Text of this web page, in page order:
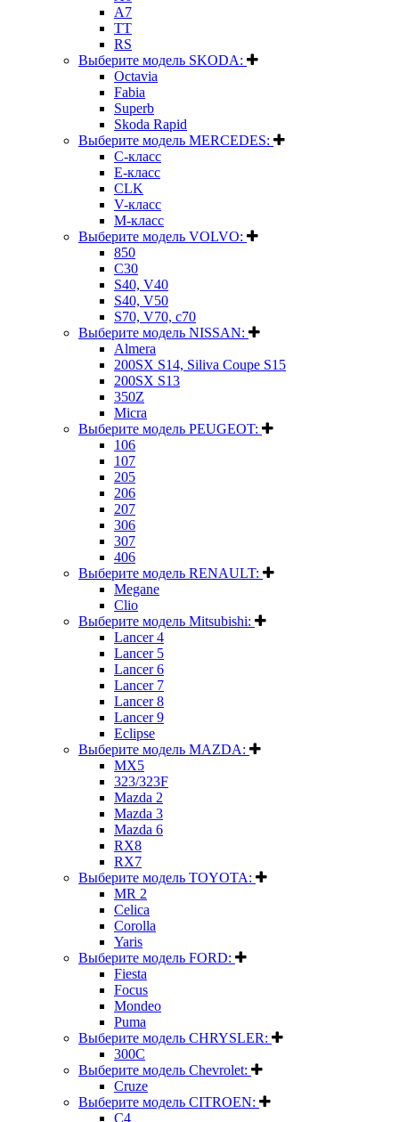
A7
TT
RS
Выберите модель SKODA:
Octavia
Fabia
Superb
Skoda Rapid
Выберите модель MERCEDES:
C-класс
E-класс
CLK
V-класс
M-класс
Выберите модель VOLVO:
850
C30
S40, V40
S40, V50
S70, V70, c70
Выберите модель NISSAN:
Almera
200SX S14, Siliva Coupe S15
200SX S13
350Z
Micra
Выберите модель PEUGEOT:
106
107
205
206
207
306
307
406
Выберите модель RENAULT:
Megane
Clio
Выберите модель Mitsubishi:
Lancer 4
Lancer 5
Lancer 6
Lancer 7
Lancer 8
Lancer 9
Eclipse
Выберите модель MAZDA:
MX5
323/323F
Mazda 2
Mazda 3
Mazda 6
RX8
RX7
Выберите модель TOYOTA:
MR 2
Celica
Corolla
Yaris
Выберите модель FORD:
Fiesta
Focus
Mondeo
Puma
Выберите модель CHRYSLER:
300C
Выберите модель Chevrolet:
Cruze
Выберите модель CITROEN:
C4